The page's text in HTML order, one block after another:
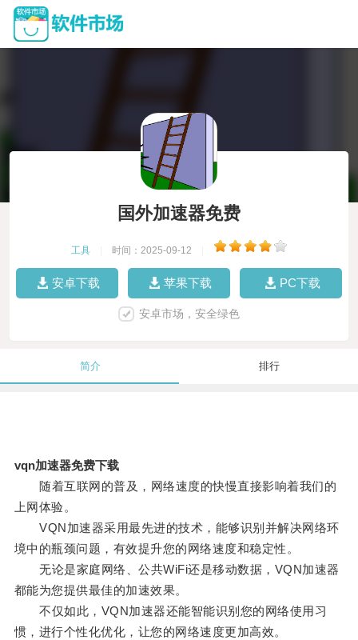
国外加速器免费
工具 时间：2025-09-12
安卓下载 苹果下载 PC下载
安卓市场，安全绿色
简介 排行
vqn加速器免费下载
随着互联网的普及，网络速度的快慢直接影响着我们的
上网体验。
VQN加速器采用最先进的技术，能够识别并解决网络环
境中的瓶颈问题，有效提升您的网络速度和稳定性。
无论是家庭网络、公共WiFi还是移动数据，VQN加速器
都能为您提供最佳的加速效果。
不仅如此，VQN加速器还能智能识别您的网络使用习
惯，进行个性化优化，让您的网络速度更加高效。